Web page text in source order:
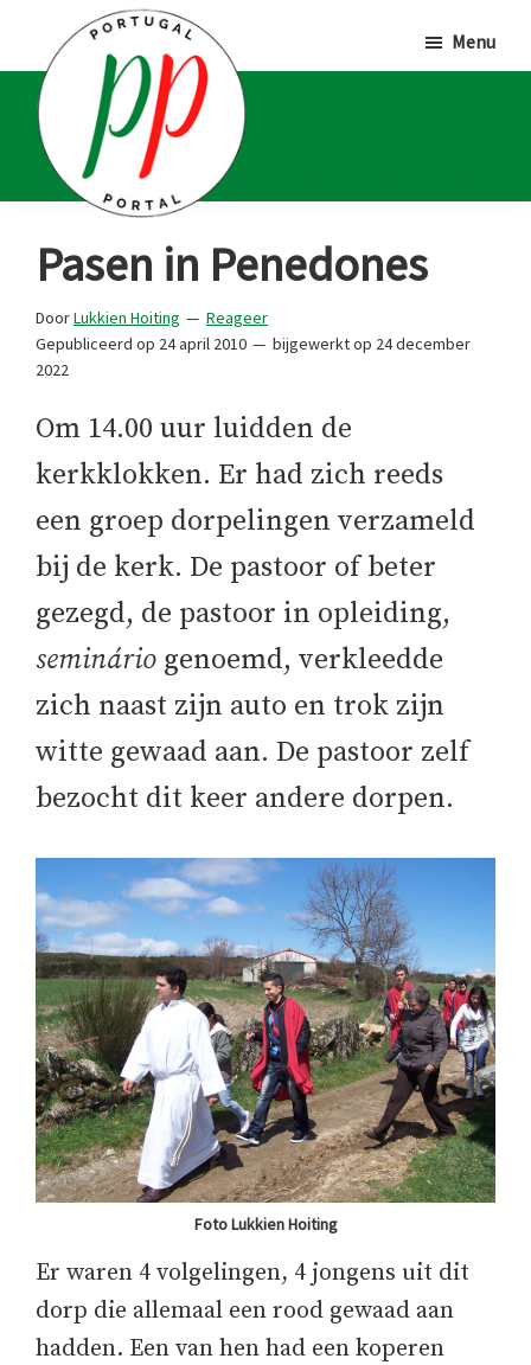
hoofd
inhoud
eerste
sidebar
voettekst
Portal
Portugalliefhebbers
en
-
Menu
Pasen in Penedones
DoorLukkien Hoiting
Reageer
Gepubliceerd op 24 april 2010 bijgewerkt op 24 december
2022
Om 14.00 uur luidden de
kerkklokken. Er had zich reeds
een groep dorpelingen verzameld
bij de kerk. De pastoor of beter
gezegd, de pastoor in opleiding,
seminário genoemd, verkleedde
zich naast zijn auto en trok zijn
witte gewaad aan. De pastoor zelf
bezocht dit keer andere dorpen.
Foto Lukkien Hoiting
Er waren 4 volgelingen, 4 jongens uit dit
dorp die allemaal een rood gewaad aan
hadden. Een van hen had een koperen